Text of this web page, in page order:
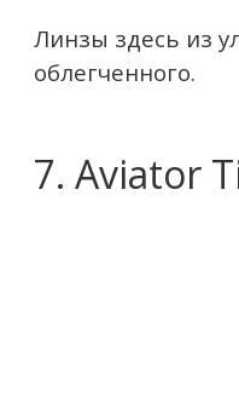
Линзы здесь из
облегченного.
7. Aviator